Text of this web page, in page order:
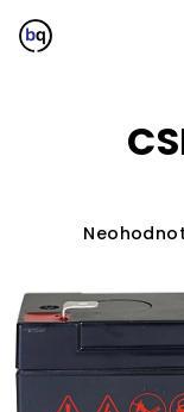
na
obsah
Priemerné
je
0,0
z
5
hviezdičiek.